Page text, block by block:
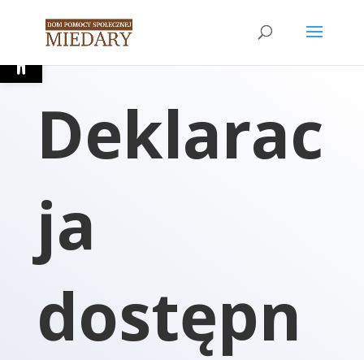
Open toolbar
Deklarac
ja
dostępn